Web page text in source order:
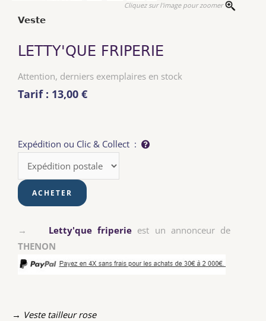
Cliquez sur l'image pour zoomer
Veste
LETTY'QUE FRIPERIE
Attention, derniers exemplaires en stock
Tarif : 13,00 €
Expédition ou Clic & Collect :
→ Letty'que friperie est un annonceur de
THENON
→ Veste tailleur rose